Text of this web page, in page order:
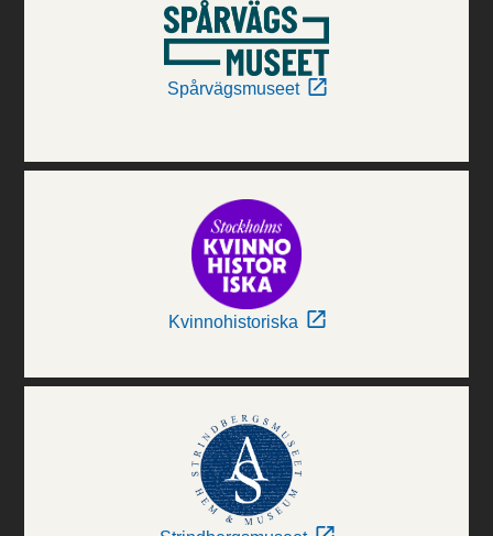
Spårvägsmuseet
Kvinnohistoriska